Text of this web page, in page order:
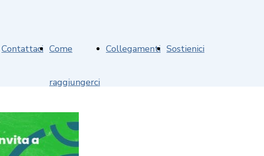
Contattaci Come
raggiungerci
Collegamenti Sostienici